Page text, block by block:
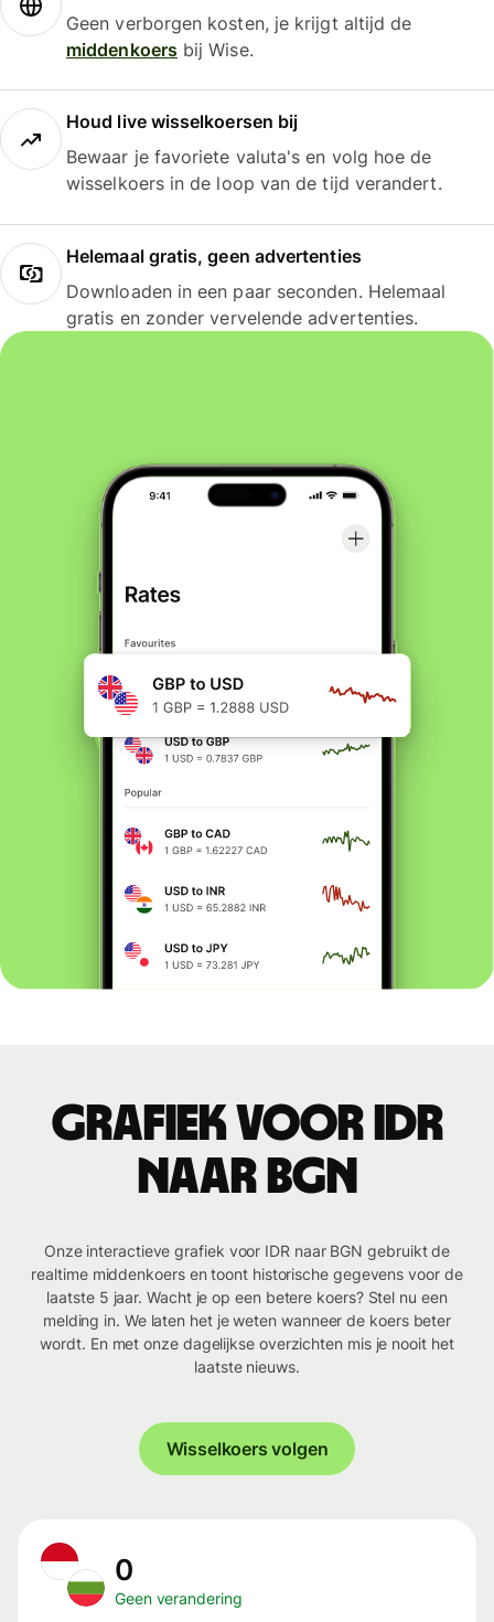
Geen verborgen kosten, je krijgt altijd de
middenkoersbij Wise.
Houd live wisselkoersen bij
Bewaar je favoriete valuta's en volg hoe de
wisselkoers in de loop van de tijd verandert.
Helemaal gratis, geen advertenties
Downloaden in een paar seconden. Helemaal
gratis en zonder vervelende advertenties.
Grafiek voor IDR
naar BGN
Onze interactieve grafiek voor IDR naar BGN gebruikt de
realtime middenkoers en toont historische gegevens voor de
laatste 5 jaar. Wacht je op een betere koers? Stel nu een
melding in. We laten het je weten wanneer de koers beter
wordt. En met onze dagelijkse overzichten mis je nooit het
laatste nieuws.
Wisselkoers volgen
0
Geen verandering